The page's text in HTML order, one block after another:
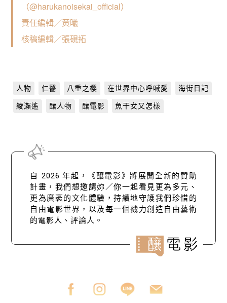
（@harukanoisekai_official）
責任編輯／黃曦
核稿編輯／張硯拓
人物 仁醫 八重之櫻 在世界中心呼喊愛 海街日記
綾瀨遙 釀人物 釀電影 魚干女又怎樣
自 2026 年起，《釀電影》將展開全新的贊助
計畫，我們想邀請妳／你一起看見更為多元、
更為廣袤的文化體驗，持續地守護我們珍惜的
自由電影世界，以及每一個戮力創造自由藝術
的電影人、評論人。